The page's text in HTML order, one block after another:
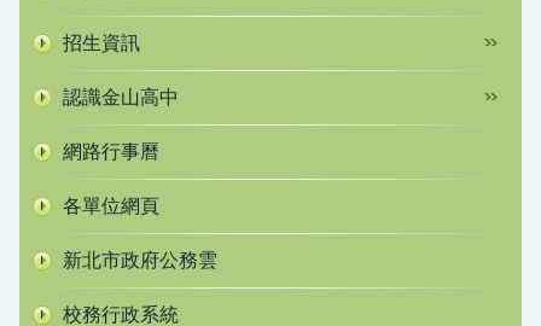
招生資訊
認識金山高中
網路行事曆
各單位網頁
新北市政府公務雲
校務行政系統